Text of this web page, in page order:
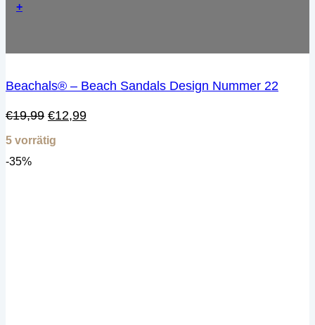
+
Beachals® – Beach Sandals Design Nummer 22
€19,99 Ursprünglicher
war:
€12,99Aktueller
5 vorrätig
-35%